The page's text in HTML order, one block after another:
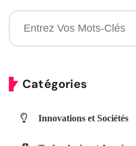
Catégories
Innovations et Sociétés